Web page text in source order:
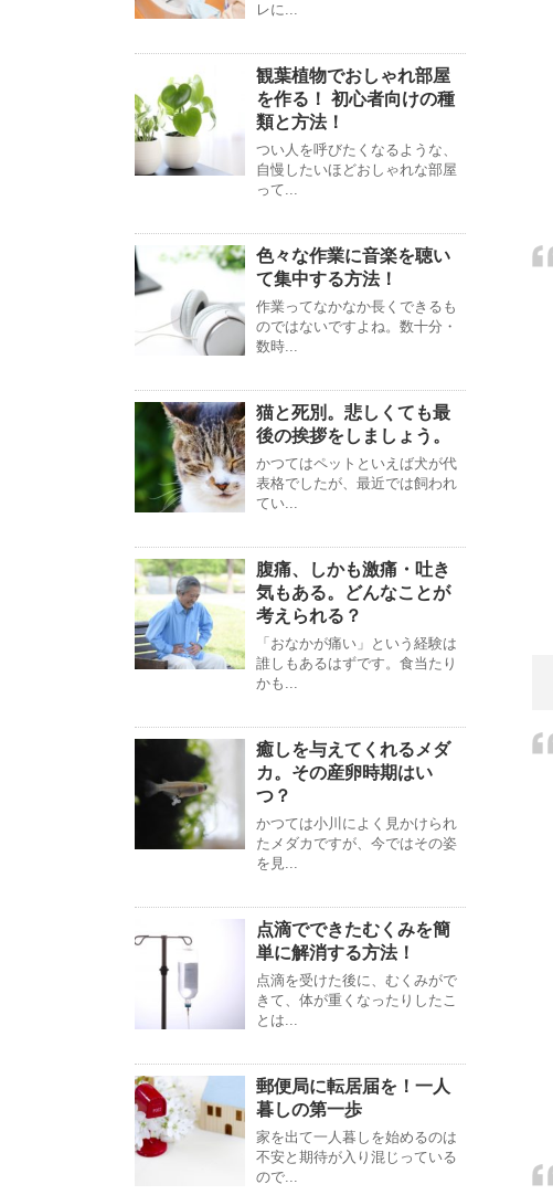
レに...
観葉植物でおしゃれ部屋
を作る！ 初心者向けの種
類と方法！
つい人を呼びたくなるような、
自慢したいほどおしゃれな部屋
って...
色々な作業に音楽を聴い
て集中する方法！
作業ってなかなか長くできるも
のではないですよね。数十分・
数時...
猫と死別。悲しくても最
後の挨拶をしましょう。
かつてはペットといえば犬が代
表格でしたが、最近では飼われ
てい...
腹痛、しかも激痛・吐き
気もある。どんなことが
考えられる？
「おなかが痛い」という経験は
誰しもあるはずです。食当たり
かも...
癒しを与えてくれるメダ
カ。その産卵時期はい
つ？
かつては小川によく見かけられ
たメダカですが、今ではその姿
を見...
点滴でできたむくみを簡
単に解消する方法！
点滴を受けた後に、むくみがで
きて、体が重くなったりしたこ
とは...
郵便局に転居届を！一人
暮しの第一歩
家を出て一人暮しを始めるのは
不安と期待が入り混じっている
ので...